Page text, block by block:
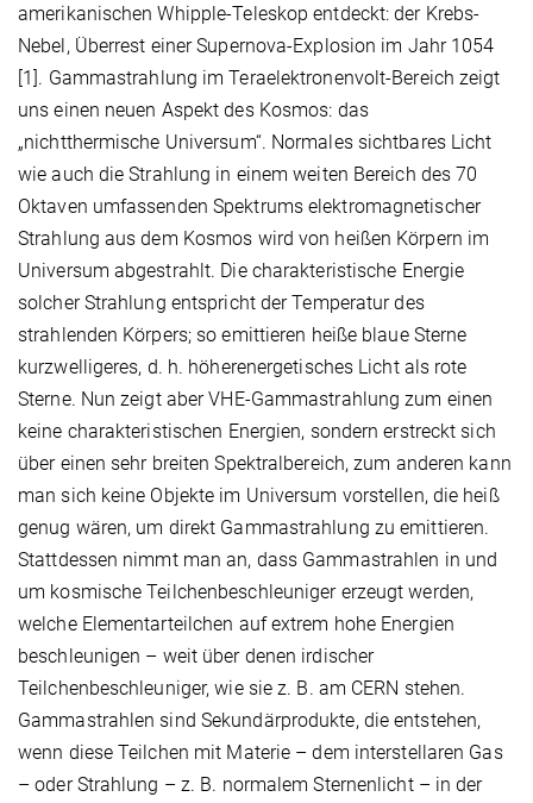
amerikanischen Whipple-Teleskop entdeckt: der Krebs-
Nebel, Überrest einer Supernova-Explosion im Jahr 1054
[1]. Gammastrahlung im Teraelektronenvolt-Bereich zeigt
uns einen neuen Aspekt des Kosmos: das
„nichtthermische Universum“. Normales sichtbares Licht
wie auch die Strahlung in einem weiten Bereich des 70
Oktaven umfassenden Spektrums elektromagnetischer
Strahlung aus dem Kosmos wird von heißen Körpern im
Universum abgestrahlt. Die charakteristische Energie
solcher Strahlung entspricht der Temperatur des
strahlenden Körpers; so emittieren heiße blaue Sterne
kurzwelligeres, d. h. höherenergetisches Licht als rote
Sterne. Nun zeigt aber VHE-Gammastrahlung zum einen
keine charakteristischen Energien, sondern erstreckt sich
über einen sehr breiten Spektralbereich, zum anderen kann
man sich keine Objekte im Universum vorstellen, die heiß
genug wären, um direkt Gammastrahlung zu emittieren.
Stattdessen nimmt man an, dass Gammastrahlen in und
um kosmische Teilchenbeschleuniger erzeugt werden,
welche Elementarteilchen auf extrem hohe Energien
beschleunigen – weit über denen irdischer
Teilchenbeschleuniger, wie sie z. B. am CERN stehen.
Gammastrahlen sind Sekundärprodukte, die entstehen,
wenn diese Teilchen mit Materie – dem interstellaren Gas
– oder Strahlung – z. B. normalem Sternenlicht – in der